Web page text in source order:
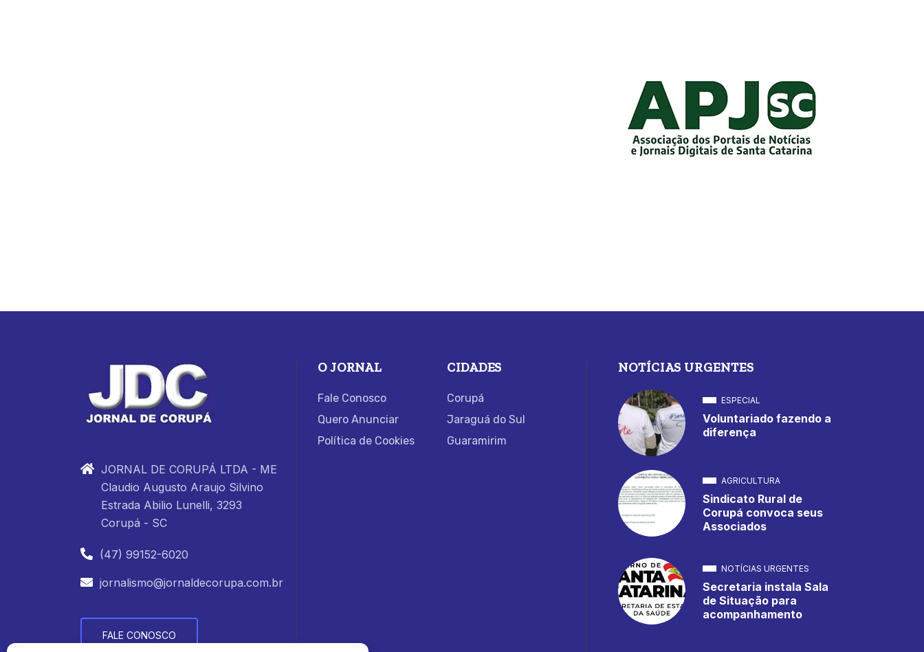
JORNAL DE CORUPÁ LTDA - ME
Claudio Augusto Araujo Silvino
Estrada Abilio Lunelli, 3293
Corupá - SC
(47) 99152-6020
jornalismo@jornaldecorupa.com.br
FALE CONOSCO
O JORNAL
Fale Conosco
Quero Anunciar
Política de Cookies
CIDADES
Corupá
Jaraguá do Sul
Guaramirim
NOTÍCIAS URGENTES
ESPECIAL
Voluntariado fazendo a
diferença
AGRICULTURA
Sindicato Rural de
Corupá convoca seus
Associados
NOTÍCIAS URGENTES
Secretaria instala Sala
de Situação para
acompanhamento